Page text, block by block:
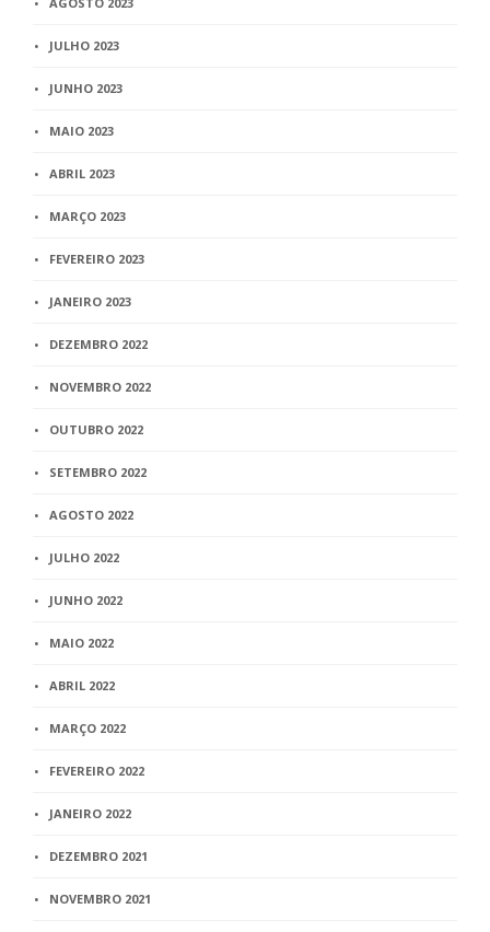
JULHO 2023
JUNHO 2023
MAIO 2023
ABRIL 2023
MARÇO 2023
FEVEREIRO 2023
JANEIRO 2023
DEZEMBRO 2022
NOVEMBRO 2022
OUTUBRO 2022
SETEMBRO 2022
AGOSTO 2022
JULHO 2022
JUNHO 2022
MAIO 2022
ABRIL 2022
MARÇO 2022
FEVEREIRO 2022
JANEIRO 2022
DEZEMBRO 2021
NOVEMBRO 2021